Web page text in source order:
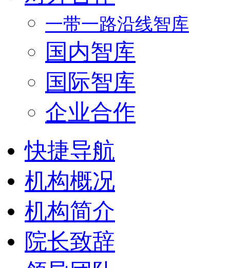
一带一路沿线智库
国内智库
国际智库
企业合作
快捷导航
机构概况
机构简介
院长致辞